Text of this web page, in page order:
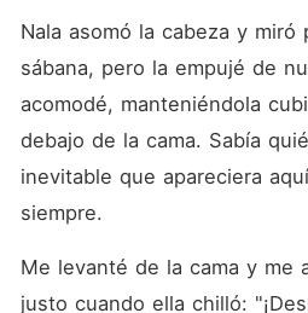
Nala asomó la cabeza y miró
sábana, pero la empujé de
acomodé, manteniéndola
debajo de la cama. Sabía
inevitable que apareciera
siempre.
Me levanté de la cama y me
justo cuando ella chilló: